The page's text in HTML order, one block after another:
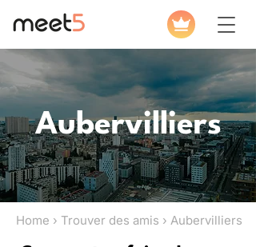
Aubervilliers
Home › Trouver des amis › Aubervilliers